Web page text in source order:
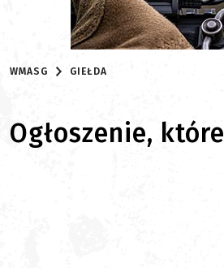
WMASG GIEŁDA
Ogłoszenie,